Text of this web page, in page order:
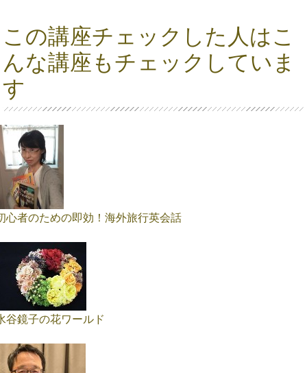
この講座チェックした人はこ
んな講座もチェックしていま
す
心者のための即効！海外旅行英会話
谷鏡子の花ワールド